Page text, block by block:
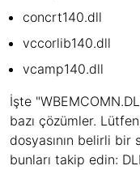
concrt140.dll
vccorlib140.dll
vcamp140.dll
İşte
bazı çözümler.
dosyasının belirli bir
bunları takip edin: